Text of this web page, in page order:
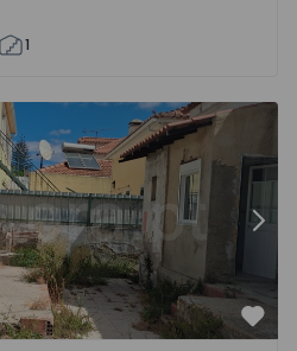
1
- 1574853 - 19